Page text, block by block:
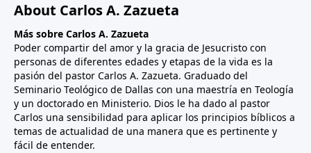
About Carlos A. Zazueta
Más sobre Carlos A. Zazueta
Poder compartir del amor y la gracia de Jesucristo con
personas de diferentes edades y etapas de la vida es la
pasión del pastor Carlos A. Zazueta. Graduado del
Seminario Teológico de Dallas con una maestría en Teología
y un doctorado en Ministerio. Dios le ha dado al pastor
Carlos una sensibilidad para aplicar los principios bíblicos a
temas de actualidad de una manera que es pertinente y
fácil de entender.